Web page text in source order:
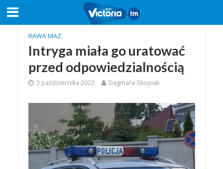
RAWA MAZ.
Intryga miała go uratować
przed odpowiedzialnością
3 października 2022 Dagmara Skopiak